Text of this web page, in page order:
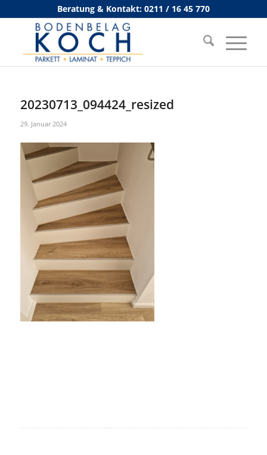
Beratung & Kontakt: 0211 / 16 45 770
20230713_094424_resized
29. Januar 2024